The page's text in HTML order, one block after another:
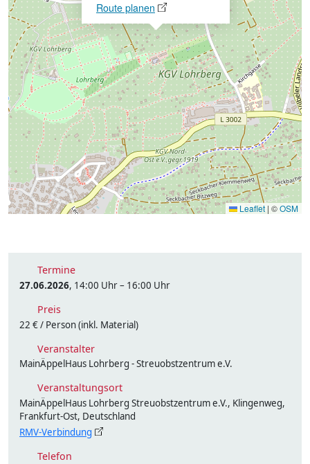
Route planen
Leaflet | ©OSM
Termine
27.06.2026, 14:00 Uhr – 16:00 Uhr
Preis
22 € / Person (inkl. Material)
Veranstalter
MainÄppelHaus Lohrberg - Streuobstzentrum e.V.
Veranstaltungsort
MainÄppelHaus Lohrberg Streuobstzentrum e.V., Klingenweg,
Frankfurt-Ost, Deutschland
RMV-Verbindung
Telefon